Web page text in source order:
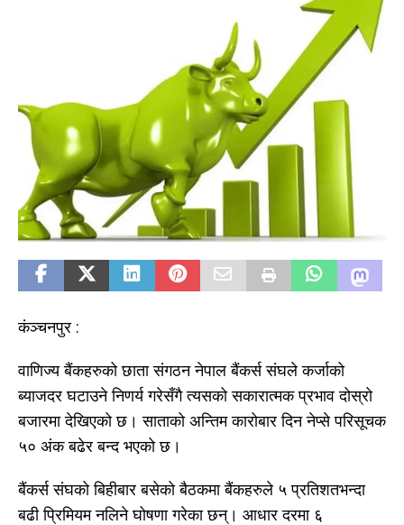
कंञ्चनपुर :
वाणिज्य बैंकहरुको छाता संगठन नेपाल बैंकर्स संघले कर्जाको
ब्याजदर घटाउने निणर्य गरेसँगै त्यसको सकारात्मक प्रभाव दोस्रो
बजारमा देखिएको छ। साताको अन्तिम कारोबार दिन नेप्से परिसूचक
५० अंक बढेर बन्द भएको छ।
बैंकर्स संघको बिहीबार बसेको बैठकमा बैंकहरुले ५ प्रतिशतभन्दा
बढी प्रिमियम नलिने घोषणा गरेका छन्। आधार दरमा ६